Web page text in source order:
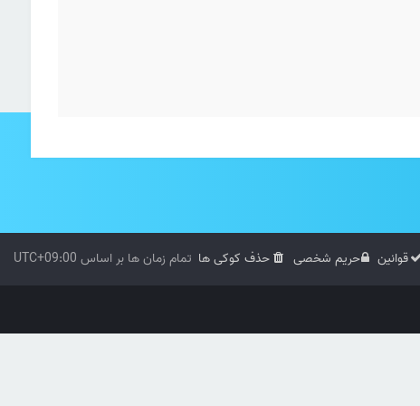
تمام زمان ها بر اساس UTC+09:00 حذف کوکی ها حریم شخصی قوانین